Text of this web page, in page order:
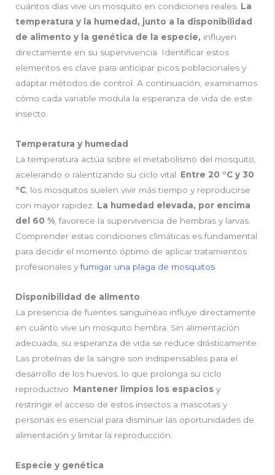
cuántos días vive un mosquito en condiciones reales. La
temperatura y la humedad, junto a la disponibilidad
de alimento y la genética de la especie, influyen
directamente en su supervivencia. Identificar estos
elementos es clave para anticipar picos poblacionales y
adaptar métodos de control. A continuación, examinamos
cómo cada variable modula la esperanza de vida de este
insecto.
Temperatura y humedad
La temperatura actúa sobre el metabolismo del mosquito,
acelerando o ralentizando su ciclo vital. Entre 20 °C y 30
°C , los mosquitos suelen vivir más tiempo y reproducirse
con mayor rapidez. La humedad elevada, por encima
del 60 % , favorece la supervivencia de hembras y larvas.
Comprender estas condiciones climáticas es fundamental
para decidir el momento óptimo de aplicar tratamientos
profesionales yfumigar una plaga de mosquitos
Disponibilidad de alimento
La presencia de fuentes sanguíneas influye directamente
en cuánto vive un mosquito hembra. Sin alimentación
adecuada, su esperanza de vida se reduce drásticamente.
Las proteínas de la sangre son indispensables para el
desarrollo de los huevos, lo que prolonga su ciclo
reproductivo. Mantener limpios los espacios y
restringir el acceso de estos insectos a mascotas y
personas es esencial para disminuir las oportunidades de
alimentación y limitar la reproducción.
Especie y genética